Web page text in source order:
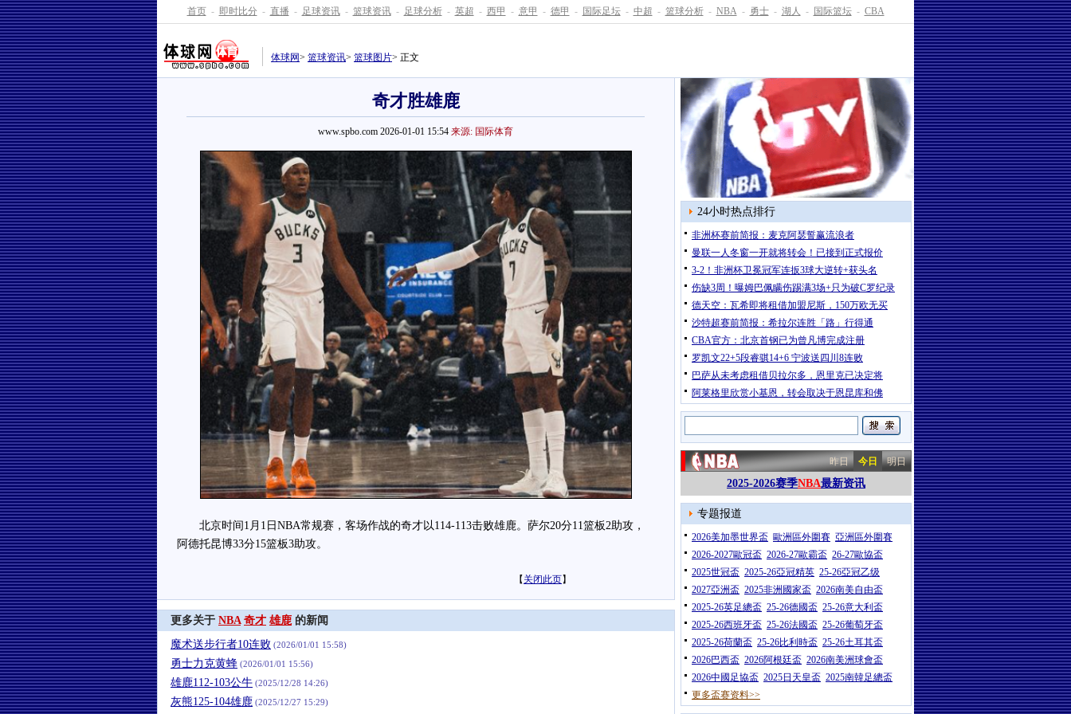
首页 - 即时比分 - 直播 - 足球资讯 - 篮球资讯 - 足球分析 - 英超 - 西甲 - 意甲 - 德甲 - 国际足坛 - 中超 - 篮球分析 - NBA - 勇士 - 湖人 - 国际篮坛 - CBA
体球网> 篮球资讯> 篮球图片> 正文
奇才胜雄鹿
www.spbo.com 2026-01-01 15:54 来源: 国际体育
北京时间1月1日NBA常规赛，客场作战的奇才以114-113击败雄鹿。萨尔20分11篮板2助攻，
阿德托昆博33分15篮板3助攻。
【 关闭此页】
更多关于 NBA 奇才 雄鹿的新闻
魔术送步行者10连败 (2026/01/01 15:58)
勇士力克黄蜂 (2026/01/01 15:56)
雄鹿112-103公牛 (2025/12/28 14:26)
灰熊125-104雄鹿 (2025/12/27 15:29)
24小时热点排行
非洲杯赛前简报：麦克阿瑟誓赢流浪者
曼联一人冬窗一开就将转会！已接到正式报价
3-2！非洲杯卫冕冠军连扳3球大逆转+获头名
伤缺3周！曝姆巴佩瞒伤踢满3场+只为破C罗纪录
德天空：瓦希即将租借加盟尼斯，150万欧无买
沙特超赛前简报：希拉尔连胜「路」行得通
CBA官方：北京首钢已为曾凡博完成注册
罗凯文22+5段睿骐14+6 宁波送四川8连败
巴萨从未考虑租借贝拉尔多，恩里克已决定将
阿莱格里欣赏小基恩，转会取决于恩昆库和佛
昨日 今日 明日
2025-2026赛季NBA最新资讯
专题报道
2026美加墨世界盃 歐洲區外圍賽 亞洲區外圍賽
2026-2027歐冠盃 2026-27歐霸盃 26-27歐協盃
2025世冠盃 2025-26亞冠精英 25-26亞冠乙级
2027亞洲盃 2025非洲國家盃 2026南美自由盃
2025-26英足總盃 25-26德國盃 25-26意大利盃
2025-26西班牙盃 25-26法國盃 25-26葡萄牙盃
2025-26荷蘭盃 25-26比利時盃 25-26土耳其盃
2026巴西盃 2026阿根廷盃 2026南美洲球會盃
2026中國足協盃 2025日天皇盃 2025南韓足總盃
更多盃赛资料>>